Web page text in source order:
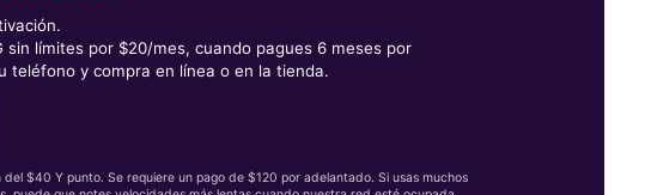
sin límites por $20/mes, cuando pagues 6 meses por
teléfono y compra en línea o en la tienda.
del $40 Y punto. Se requiere un pago de $120 por adelantado. Si usas muchos